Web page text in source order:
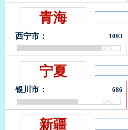
青海
西宁市： 1093
82%
宁夏
银川市： 686
59%
新疆